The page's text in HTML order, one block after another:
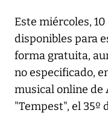
Este miércoles,
disponibles para
forma gratuita,
no especificado,
musical online de
"Tempest", el 35º